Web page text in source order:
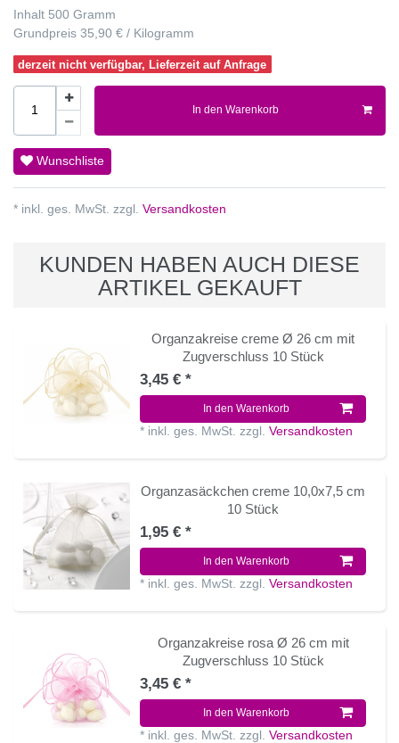
Inhalt 500 Gramm
Grundpreis 35,90 € / Kilogramm
derzeit nicht verfügbar, Lieferzeit auf Anfrage
In den Warenkorb
Wunschliste
* inkl. ges. MwSt. zzgl. Versandkosten
KUNDEN HABEN AUCH DIESE
ARTIKEL GEKAUFT
Organzakreise creme Ø 26 cm mit
Zugverschluss 10 Stück
3,45 € *
In den Warenkorb
* inkl. ges. MwSt. zzgl.Versandkosten
Organzasäckchen creme 10,0x7,5 cm
10 Stück
1,95 € *
In den Warenkorb
* inkl. ges. MwSt. zzgl.Versandkosten
Organzakreise rosa Ø 26 cm mit
Zugverschluss 10 Stück
3,45 € *
In den Warenkorb
* inkl. ges. MwSt. zzgl.Versandkosten